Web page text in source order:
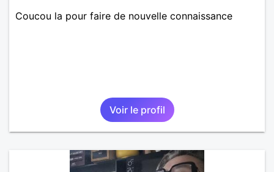
Coucou la pour faire de nouvelle connaissance
Voir le profil